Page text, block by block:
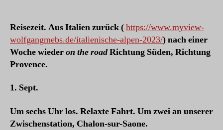
Reisezeit. Aus Italien zurück (https://www.myview-
wolfgangmebs.de/italienische-alpen-2023/)nach einer
Woche wiederon the roadRichtung Süden, Richtung
Provence.
1. Sept.
Um sechs Uhr los. Relaxte Fahrt. Um zwei an unserer
Zwischenstation, Chalon-sur-Saone.